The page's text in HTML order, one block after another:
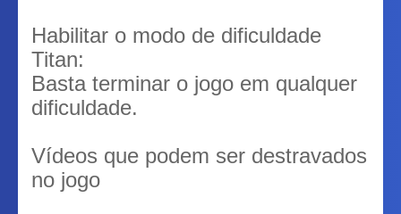
Habilitar o modo de dificuldade
Titan:
Basta terminar o jogo em qualquer
dificuldade.
Vídeos que podem ser destravados
no jogo